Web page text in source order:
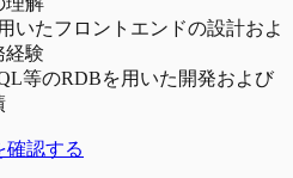
いたフロントエンドの設計およ
経験
等のRDBを用いた開発および
確認する